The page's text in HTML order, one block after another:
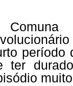
período
ter